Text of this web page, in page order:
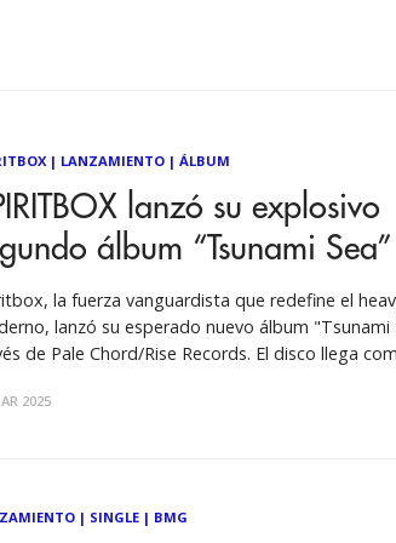
| LANZAMIENTO| ÁLBUM
lanzó su explosivo
álbum “Tsunami Sea”
la fuerza vanguardista que redefine el
lanzó su esperado nuevo álbum "Tsunami
Pale Chord/Rise Records. El disco llega como un
una de las más dinámicas y con visión de
2025
| SINGLE| BMG